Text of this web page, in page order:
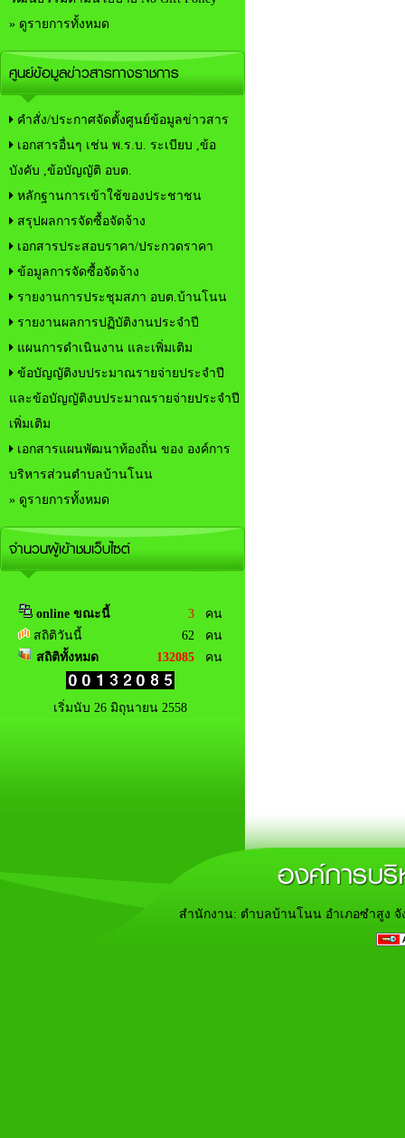
» ดูรายการทั้งหมด
ศูนย์ข้อมูลข่าวสารทางราชการ
คำสั่ง/ประกาศจัดตั้งศูนย์ข้อมูลข่าวสาร
เอกสารอื่นๆ เช่น พ.ร.บ. ระเบียบ ,ข้อ
บังคับ ,ข้อบัญญัติ อบต.
หลักฐานการเข้าใช้ของประชาชน
สรุปผลการจัดซื้อจัดจ้าง
เอกสารประสอบราคา/ประกวดราคา
ข้อมูลการจัดซื้อจัดจ้าง
รายงานการประชุมสภา อบต.บ้านโนน
รายงานผลการปฏิบัติงานประจำปี
แผนการดำเนินงาน และเพิ่มเติม
ข้อบัญญัติงบประมาณรายจ่ายประจำปี
และข้อบัญญัติงบประมาณรายจ่ายประจำปี
เพิ่มเติม
เอกสารแผนพัฒนาท้องถิ่น ของ องค์การ
บริหารส่วนตำบลบ้านโนน
» ดูรายการทั้งหมด
จำนวนผู้เข้าชมเว็บไซต์
online ขณะนี้ 3 คน
สถิติวันนี้
62 คน
สถิติทั้งหมด
132085 คน
เริ่มนับ 26 มิถุนายน 2558
สำนักงาน: ตำบลบ้านโนน อำเภอซำสูง